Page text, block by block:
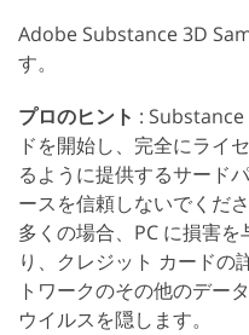
Adobe Substance 3D
す。
プロのヒント :
ドを開始し、完全にライ
るように提供するサード
ースを信頼しないでくだ
多くの場合、PC に損害
り、クレジット カードの
トワークのその他のデー
ウイルスを隠します。